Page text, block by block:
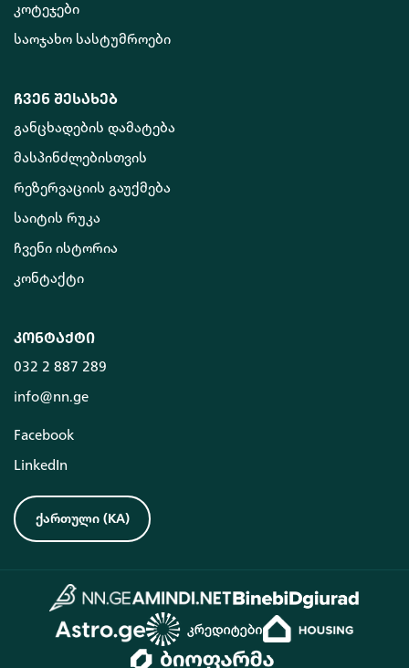
კოტეჯები
საოჯახო სასტუმროები
ჩვენ შესახებ
განცხადების დამატება
მასპინძლებისთვის
რეზერვაციის გაუქმება
საიტის რუკა
ჩვენი ისტორია
კონტაქტი
კონტაქტი
032 2 887 289
info@nn.ge
Facebook
LinkedIn
ქართული (KA)